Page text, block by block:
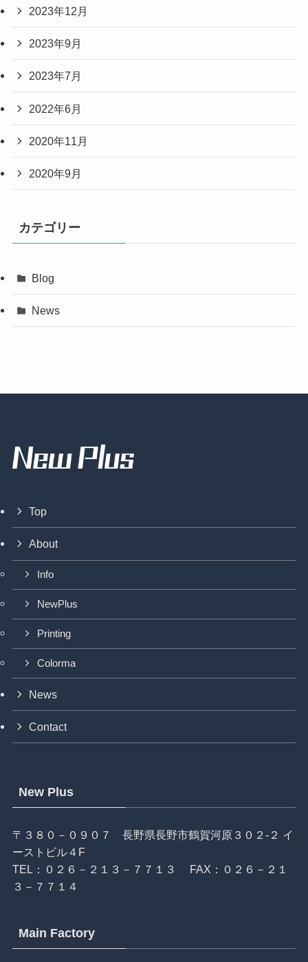
2023年12月
2023年9月
2023年7月
2022年6月
2020年11月
2020年9月
カテゴリー
Blog
News
Top
About
Info
NewPlus
Printing
Colorma
News
Contact
New Plus
〒３８０－０９０７ 長野県長野市鶴賀河原３０２-２ イ
ーストビル４F
TEL： ０２６－２１３－７７１３ FAX：０２６－２１
３－７７１４
Main Factory